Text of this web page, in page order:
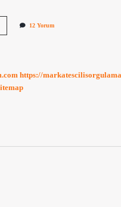
12 Yorum
https://